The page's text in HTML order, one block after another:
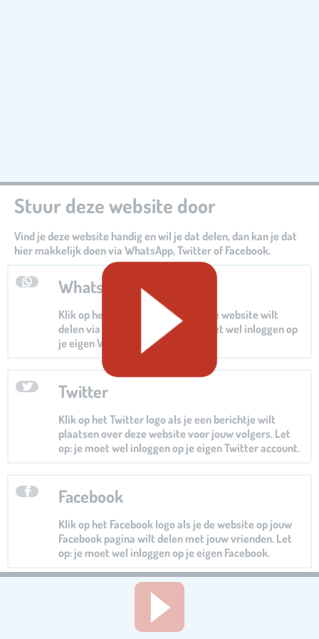
Stuur deze website door
Vind je deze website handig en wil je dat delen, dan kan je dat
hier makkelijk doen via WhatsApp, Twitter of Facebook.
Whatsapp
Klik op het Whatsapp logo als je de website wilt
delen via Whatsapp. Let op: je moet wel inloggen op
je eigen Whatsapp.
Twitter
Klik op het Twitter logo als je een berichtje wilt
plaatsen over deze website voor jouw volgers. Let
op: je moet wel inloggen op je eigen Twitter account.
Facebook
Klik op het Facebook logo als je de website op jouw
Facebook pagina wilt delen met jouw vrienden. Let
op: je moet wel inloggen op je eigen Facebook.